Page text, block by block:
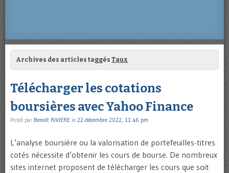
Archives des articles taggés Taux
Télécharger les cotations
boursières avec Yahoo Finance
Posté par Benoît RIVIERE le 22 décembre 2022, 11:46 pm
L’analyse boursière ou la valorisation de portefeuilles-titres
cotés nécessite d’obtenir les cours de bourse. De nombreux
sites internet proposent de télécharger les cours que soit